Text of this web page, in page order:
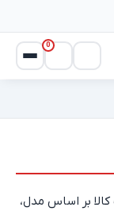
0
بر اساس مدل،